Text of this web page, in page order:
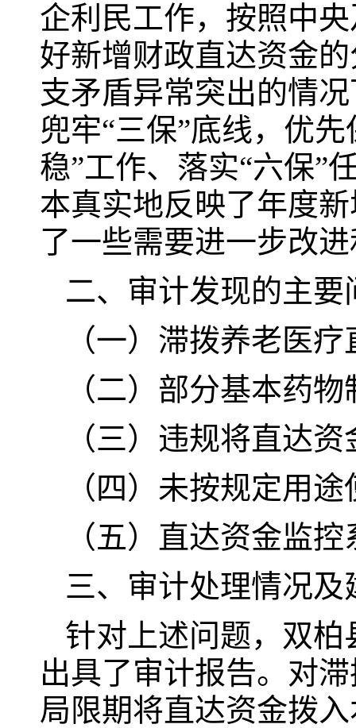
企利民工作，按照中
好新增财政直达资金
支矛盾异常突出的情
兜牢“三保”底线，优
稳”工作、落实“六保”
本真实地反映了年度
了一些需要进一步改
二、审计发现的主要
（一）滞拨养老医
（二）部分基本药
（三）违规将直达
（四）未按规定用
（五）直达资金监
三、审计处理情况及
针对上述问题，双
出具了审计报告。对
局限期将直达资金拨